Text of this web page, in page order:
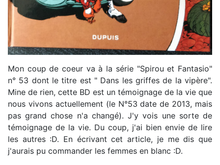
Mon coup de coeur va à la série "Spirou et Fantasio"
n° 53 dont le titre est " Dans les griffes de la vipère".
Mine de rien, cette BD est un témoignage de la vie que
nous vivons actuellement (le N°53 date de 2013, mais
pas grand chose n'a changé). J'y vois une sorte de
témoignage de la vie. Du coup, j'ai bien envie de lire
les autres :D. En écrivant cet article, je me dis que
j'aurais pu commander les femmes en blanc :D.